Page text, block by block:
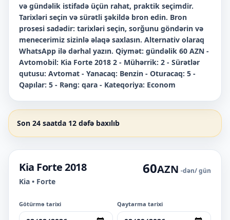
və gündəlik istifadə üçün rahat, praktik seçimdir.
Tarixləri seçin və sürətli şəkildə bron edin. Bron
prosesi sadədir: tarixləri seçin, sorğunu göndərin və
menecerimiz sizinlə əlaqə saxlasın. Alternativ olaraq
WhatsApp ilə dərhal yazın. Qiymət: gündəlik 60 AZN -
Avtomobil: Kia Forte 2018 2 - Mühərrik: 2 - Sürətlər
qutusu: Avtomat - Yanacaq: Benzin - Oturacaq: 5 -
Qapılar: 5 - Rəng: qara - Kateqoriya: Econom
Son 24 saatda 12 dəfə baxılıb
Kia Forte 2018
Kia • Forte
60AZN -dən/ gün
Götürmə tarixi Qaytarma tarixi